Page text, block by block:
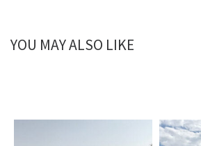
YOU MAY ALSO LIKE